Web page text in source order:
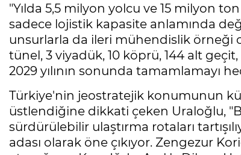
"Yılda 5,5 milyon yolcu ve 15 milyon
sadece lojistik kapasite anlamında
unsurlarla da ileri mühendislik örneği
tünel, 3 viyadük, 10 köprü, 144 alt
2029 yılının sonunda tamamlamayı
Türkiye'nin jeostratejik konumunun
üstlendiğine dikkati çeken Uraloğlu,
sürdürülebilir ulaştırma rotaları
adası olarak öne çıkıyor. Zengezur